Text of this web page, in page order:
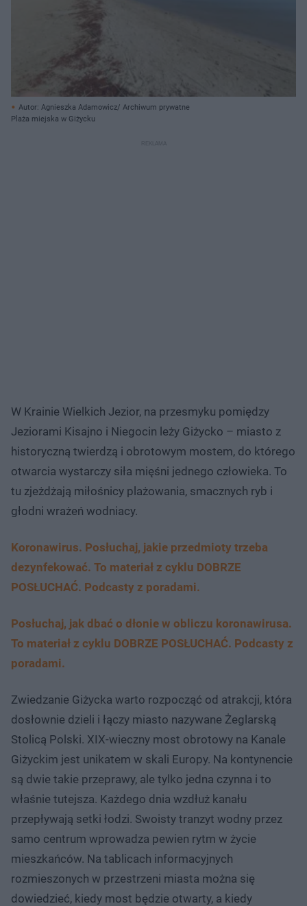
Autor: Agnieszka Adamowicz/ Archiwum prywatne
Plaża miejska w Giżycku
W Krainie Wielkich Jezior, na przesmyku pomiędzy
Jeziorami Kisajno i Niegocin leży Giżycko – miasto z
historyczną twierdzą i obrotowym mostem, do którego
otwarcia wystarczy siła mięśni jednego człowieka. To
tu zjeżdżają miłośnicy plażowania, smacznych ryb i
głodni wrażeń wodniacy.
Koronawirus. Posłuchaj, jakie przedmioty trzeba
dezynfekować. To materiał z cyklu DOBRZE
POSŁUCHAĆ. Podcasty z poradami.
Posłuchaj, jak dbać o dłonie w obliczu koronawirusa.
To materiał z cyklu DOBRZE POSŁUCHAĆ. Podcasty z
poradami.
Zwiedzanie Giżycka warto rozpocząć od atrakcji, która
dosłownie dzieli i łączy miasto nazywane Żeglarską
Stolicą Polski. XIX-wieczny most obrotowy na Kanale
Giżyckim jest unikatem w skali Europy. Na kontynencie
są dwie takie przeprawy, ale tylko jedna czynna i to
właśnie tutejsza. Każdego dnia wzdłuż kanału
przepływają setki łodzi. Swoisty tranzyt wodny przez
samo centrum wprowadza pewien rytm w życie
mieszkańców. Na tablicach informacyjnych
rozmieszonych w przestrzeni miasta można się
dowiedzieć, kiedy most będzie otwarty, a kiedy